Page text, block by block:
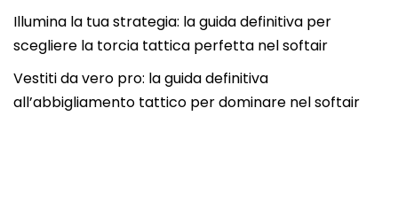
Illumina la tua strategia: la guida definitiva per
scegliere la torcia tattica perfetta nel softair
Vestiti da vero pro: la guida definitiva
all’abbigliamento tattico per dominare nel softair